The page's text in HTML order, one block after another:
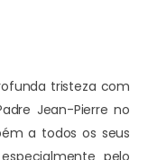
tristeza com
Jean-Pierre no
a todos os seus